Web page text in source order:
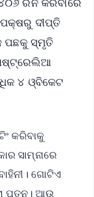
ଦୀପ୍ତି
ପଛକୁ ସ୍ମୃତି
୪ ଓ୍ବିକେଟ
କରିବାକୁ
ସାମ୍ନାରେ
ଗୋଟିଏ
ପତନ। ଆଉ